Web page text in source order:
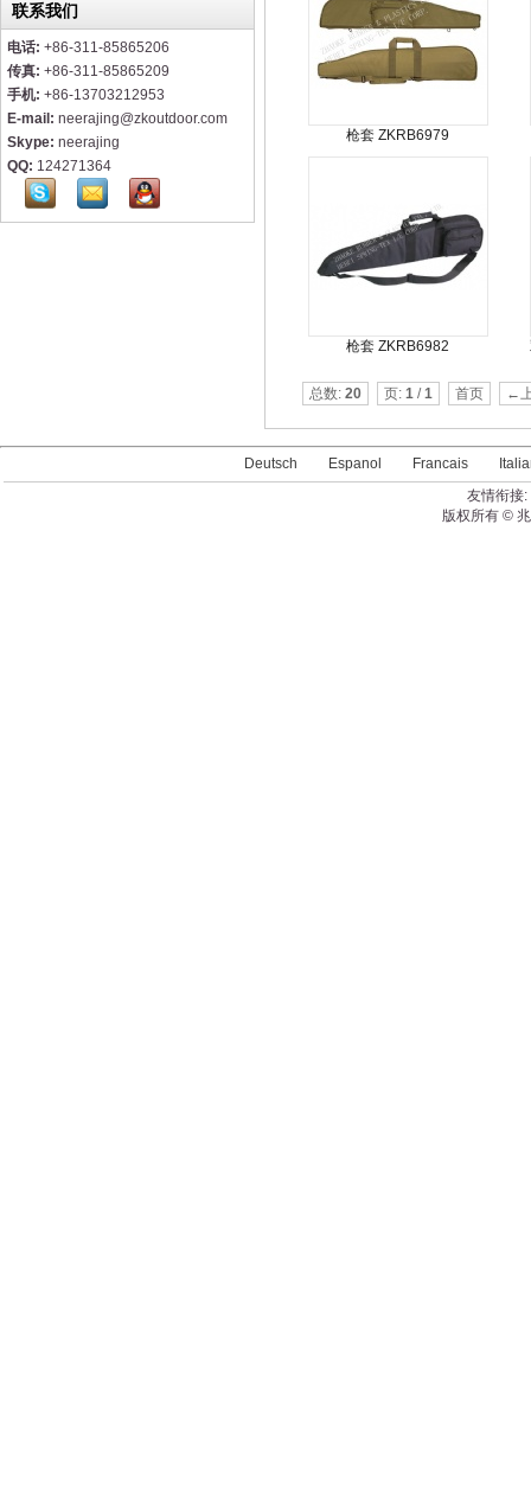
联系我们
电话: +86-311-85865206
传真: +86-311-85865209
手机: +86-13703212953
E-mail: neerajing@zkoutdoor.com
Skype: neerajing
QQ: 124271364
枪套 ZKRB6979
枪套 ZKRB6982
总数: 20 页: 1 /1 首页 ←
Deutsch Espanol Francais
友情衔接:
版权所有 ©